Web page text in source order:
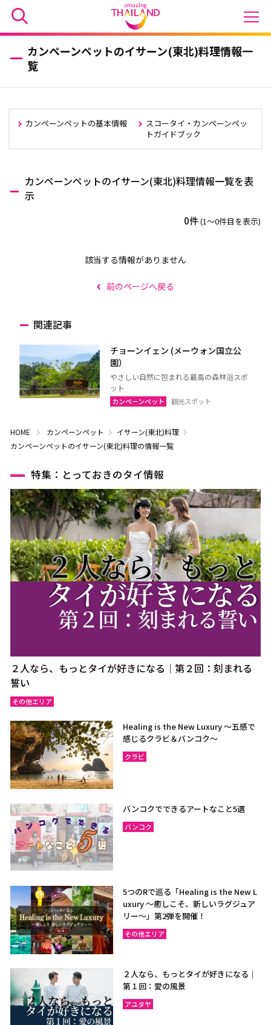
カンペーンペットのイサーン(東北)料理情報一
覧
カンペーンペットの基本情報
スコータイ・カンペーンペッ
トガイドブック
カンペーンペットのイサーン(東北)料理情報一覧を表
示
0件(1〜0件目を表示)
該当する情報がありません
前のページへ戻る
関連記事
チョーンイェン (メーウォン国立公
園）
やさしい自然に包まれる最高の森林浴スポ
ット
カンペーンペット 観光スポット
HOME カンペーンペット
イサーン(東北)料理
カンペーンペットのイサーン(東北)料理の情報一覧
特集：とっておきのタイ情報
２人なら、もっとタイが好きになる｜第２回：刻まれる
誓い
その他エリア
Healing is the New Luxury ～五感で
感じるクラビ＆バンコク～
クラビ
バンコクでできるアートなこと5選
バンコク
5つのRで巡る「Healing is the New L
uxury ～癒しこそ、新しいラグジュア
リー〜」第2弾を開催！
その他エリア
２人なら、もっとタイが好きになる｜
第１回：愛の風景
アユタヤ